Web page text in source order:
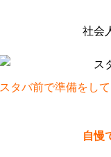
社会
スタバ前で準備をし
自慢